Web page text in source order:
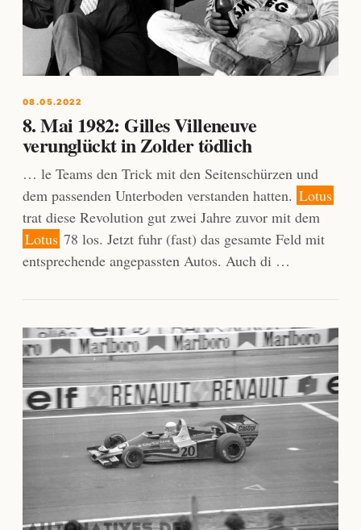
08.05.2022
8. Mai 1982: Gilles Villeneuve
verunglückt in Zolder tödlich
… le Teams den Trick mit den Seitenschürzen und
dem passenden Unterboden verstanden hatten. Lotus
trat diese Revolution gut zwei Jahre zuvor mit dem
Lotus 78 los. Jetzt fuhr (fast) das gesamte Feld mit
entsprechende angepassten Autos. Auch di …